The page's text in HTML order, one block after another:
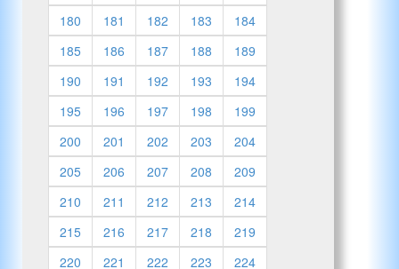
180
181 182 183
184
185
186 187 188
189
190
191 192 193
194
195
196 197 198
199
200
201 202 203
204
205
206 207 208
209
210
211 212 213
214
215
216 217 218
219
220
221 222 223
224